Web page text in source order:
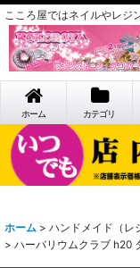
こころ屋ではネイルやレジ
ホーム カテゴリ
ホーム > ハンドメイド（レ
> ハーバリウムクラブ h20